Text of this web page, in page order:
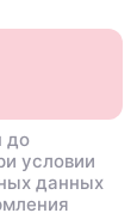
до
условии
данных